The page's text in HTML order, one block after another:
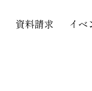
資料請求 イベ